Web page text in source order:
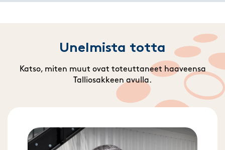
Unelmista totta
Katso, miten muut ovat toteuttaneet haaveensa
Talliosakkeen avulla.